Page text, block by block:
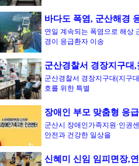
바다도 폭염, 군산해경
연일 계속되는 폭염으로 해상
경이 응급환자 이송
군산경찰서 경장지구대
군산경찰서 경장지구대(지구
호를 위한 특별
장애인 부모 맞춤형 응
군산시 장애인가족지원·인권
안전과 건강한 일상을
신혜미 신임 임피면장,